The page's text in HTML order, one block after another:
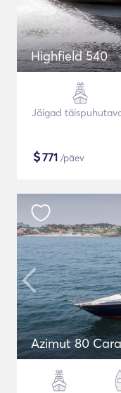
Highfield 540
Jäigad
$771 /päev
Azimut 80